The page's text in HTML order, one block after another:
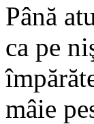
Până
ca pe
mâie